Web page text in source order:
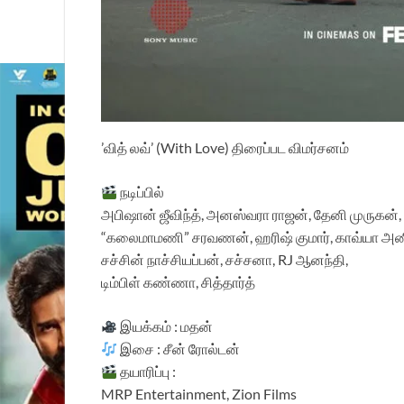
’வித் லவ்’ (With Love) திரைப்பட விமர்சனம்
நடிப்பில்
அபிஷான் ஜீவிந்த், அனஸ்வரா ராஜன், தேனி முருகன்,
“கலைமாமணி” சரவணன், ஹரிஷ் குமார், காவ்யா
சச்சின் நாச்சியப்பன், சச்சனா, RJ ஆனந்தி,
டிம்பிள் கண்ணா, சித்தார்த்
இயக்கம் : மதன்
இசை : சீன் ரோல்டன்
தயாரிப்பு :
MRP Entertainment, Zion Films